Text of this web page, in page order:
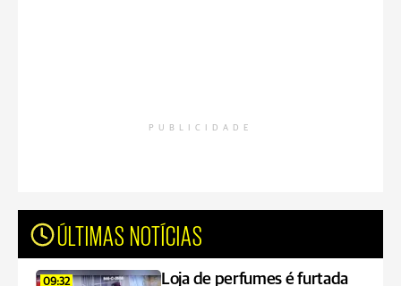
PUBLICIDADE
ÚLTIMAS NOTÍCIAS
09:32 Loja de perfumes é furtada